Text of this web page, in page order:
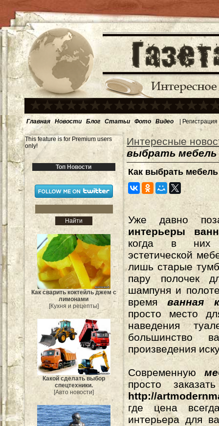
Главная Новости Блог Статьи Фото Видео | Регистрация
This feature is for Premium users
only!
Топ Новости
Как сварить коктейль джем с
лимонами
[Кухня и рецепты]
Какой сделать выбор
спецтехники.
[Авто новости]
Интересные
выбрать
Как выбрать
Уже давно
интерьеры
когда в
эстетической
лишь старые
пару полочек
шампуня и
времяванная
просто место
наведения
большинство
произведения
Современную
просто
http://
где цена
интерьера для